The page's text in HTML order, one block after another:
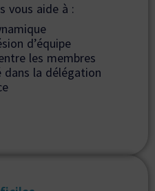
vous aide à :
d’équipe
les membres
dans la délégation